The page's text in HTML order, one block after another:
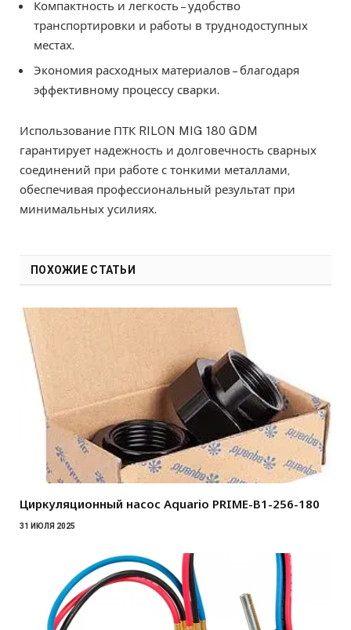
Компактность и легкость – удобство
транспортировки и работы в труднодоступных
местах.
Экономия расходных материалов – благодаря
эффективному процессу сварки.
Использование ПТК RILON MIG 180 GDM
гарантирует надежность и долговечность сварных
соединений при работе с тонкими металлами,
обеспечивая профессиональный результат при
минимальных усилиях.
ПОХОЖИЕ СТАТЬИ
Циркуляционный насос Aquario PRIME-B1-256-180
31 ИЮЛЯ 2025